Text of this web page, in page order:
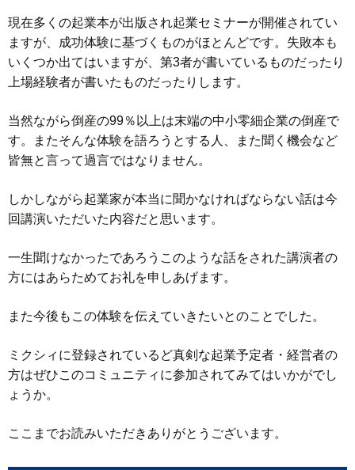
現在多くの起業本が出版され起業セミナーが開催されてい
ますが、成功体験に基づくものがほとんどです。失敗本も
いくつか出てはいますが、第3者が書いているものだったり
上場経験者が書いたものだったりします。
当然ながら倒産の99％以上は末端の中小零細企業の倒産で
す。またそんな体験を語ろうとする人、また聞く機会など
皆無と言って過言ではなりません。
しかしながら起業家が本当に聞かなければならない話は今
回講演いただいた内容だと思います。
一生聞けなかったであろうこのような話をされた講演者の
方にはあらためてお礼を申しあげます。
また今後もこの体験を伝えていきたいとのことでした。
ミクシィに登録されているど真剣な起業予定者・経営者の
方はぜひこのコミュニティに参加されてみてはいかがでし
ょうか。
ここまでお読みいただきありがとうございます。